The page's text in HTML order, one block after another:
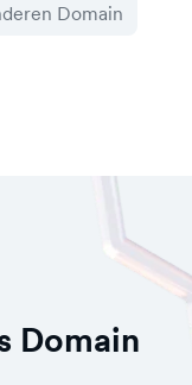
Domain
Domain